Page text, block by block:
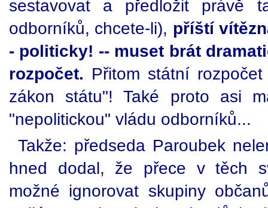
sestavovat a předložit právě
odborníků, chcete-li), příští
- politicky! -- muset brát
rozpočet. Přitom státní
zákon státu"! Také proto asi
"nepolitickou" vládu odborníků...
Takže: předseda Paroubek
hned dodal, že přece v těch
možné ignorovat skupiny